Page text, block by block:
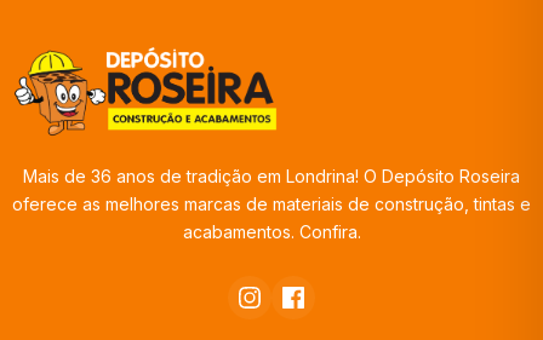
Mais de 36 anos de tradição em Londrina! O Depósito Roseira
oferece as melhores marcas de materiais de construção, tintas e
acabamentos. Confira.